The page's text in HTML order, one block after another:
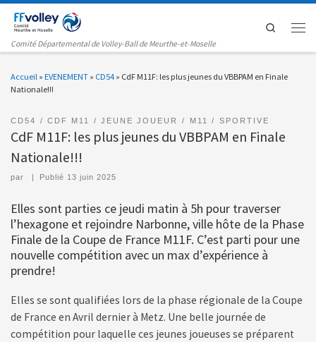
Passer au contenu
Comité Départemental de Volley-Ball de Meurthe-et-Moselle
Search
Accueil » EVENEMENT » CD54 » CdF M11F: les plus jeunes du VBBPAM en Finale
Nationale!!!
CD54 CDF M11 JEUNE JOUEUR M11 SPORTIVE
CdF M11F: les plus jeunes du VBBPAM en Finale
Nationale!!!
par | Publié 13 juin 2025
Elles sont parties ce jeudi matin à 5h pour traverser
l’hexagone et rejoindre Narbonne, ville hôte de la Phase
Finale de la Coupe de France M11F. C’est parti pour une
nouvelle compétition avec un max d’expérience à
prendre!
Elles se sont qualifiées lors de la phase régionale de la Coupe
de France en Avril dernier à Metz. Une belle journée de
compétition pour laquelle ces jeunes joueuses se préparent